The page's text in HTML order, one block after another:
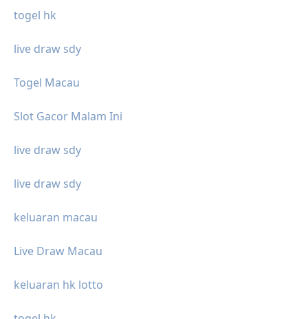
togel hk
live draw sdy
Togel Macau
Slot Gacor Malam Ini
live draw sdy
live draw sdy
keluaran macau
Live Draw Macau
keluaran hk lotto